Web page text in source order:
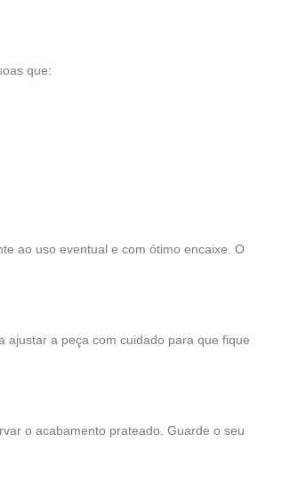
que:
ao uso eventual e com ótimo encaixe. O
ajustar a peça com cuidado para que fique
o acabamento prateado. Guarde o seu